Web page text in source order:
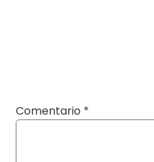
Comentario *